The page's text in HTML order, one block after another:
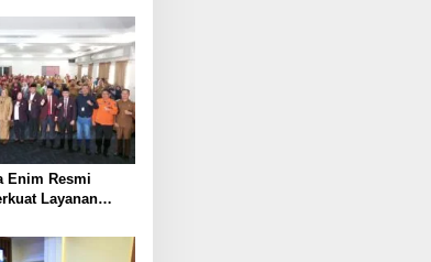
Enim Resmi
Layanan